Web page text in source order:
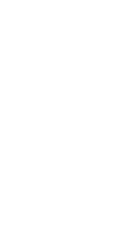
2-3. 地盤や土地
土地の
GX志向型住宅を購
2025年度まで実施
この制度では、
子どもが独立した
このタイミングで
夫婦二人の生活に
1-5.定年退職を迎
1-1. 登記名義を
まず確認したいの
共有名義の場合
購入時の記憶だけ
1-2. 住宅ローン
1-2.延べ床面積と
建
一方、延べ床面積
家の大きさを正し
断熱等級を判断す
UA値（外皮平均熱
2. カーボンニ
2. 住宅を購入
住宅購入時の初期
1-1.単独で住宅ロ
単独で住宅ローン
また、一般的に住
単独契約
1.2024年に実
2024年に実施され
子育てエコ